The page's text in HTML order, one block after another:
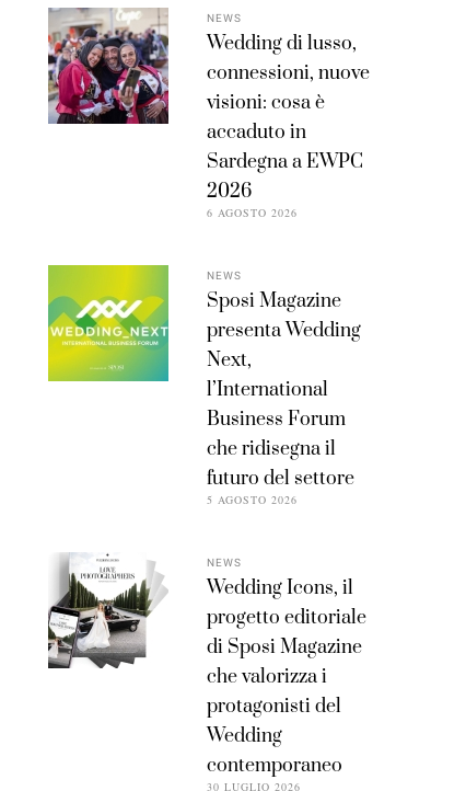
NEWS
Wedding di lusso,
connessioni, nuove
visioni: cosa è
accaduto in
Sardegna a EWPC
2026
6 AGOSTO 2026
NEWS
Sposi Magazine
presenta Wedding
Next,
l’International
Business Forum
che ridisegna il
futuro del settore
5 AGOSTO 2026
NEWS
Wedding Icons, il
progetto editoriale
di Sposi Magazine
che valorizza i
protagonisti del
Wedding
contemporaneo
30 LUGLIO 2026